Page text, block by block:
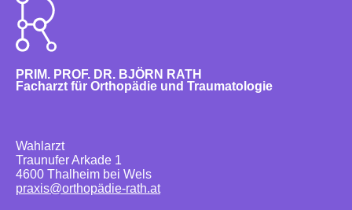
PRIM. PROF. DR. BJÖRN RATH
Facharzt für Orthopädie und Traumatologie
Wahlarzt
Traunufer Arkade 1
4600 Thalheim bei Wels
praxis@orthopädie-rath.at